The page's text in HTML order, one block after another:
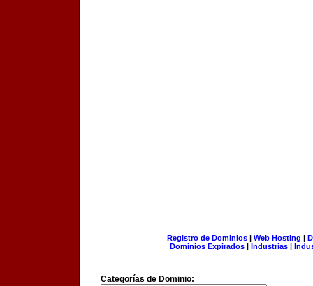
Registro de Dominios| Web Hosting |
Dominios Expirados | Industrias |
Categorías de Dominio: